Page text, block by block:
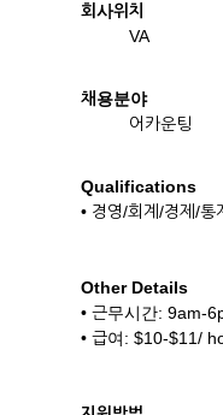
회사위치
VA
채용분야
어카운팅
Qualifications
• 경영/회계/경제/통
Other Details
• 근무시간: 9am-
• 급여: $10-$11/